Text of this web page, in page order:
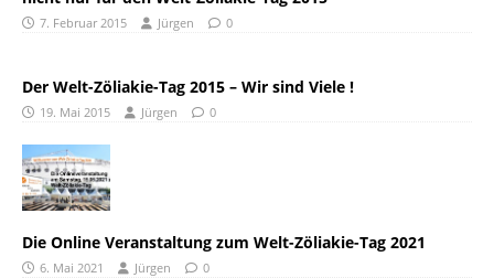
7. Februar 2015 Jürgen 0
Der Welt-Zöliakie-Tag 2015 – Wir sind Viele !
19. Mai 2015 Jürgen 0
Die Online Veranstaltung zum Welt-Zöliakie-Tag 2021
6. Mai 2021 Jürgen 0